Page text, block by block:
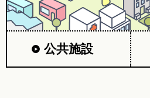
公共施設